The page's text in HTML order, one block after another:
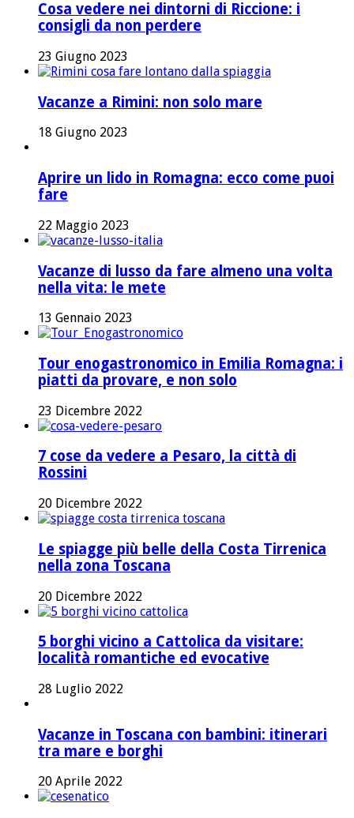
Cosa vedere nei dintorni di Riccione: i
consigli da non perdere
23 Giugno 2023
Vacanze a Rimini: non solo mare
18 Giugno 2023
Aprire un lido in Romagna: ecco come puoi
fare
22 Maggio 2023
Vacanze di lusso da fare almeno una volta
nella vita: le mete
13 Gennaio 2023
Tour enogastronomico in Emilia Romagna: i
piatti da provare, e non solo
23 Dicembre 2022
7 cose da vedere a Pesaro, la città di
Rossini
20 Dicembre 2022
Le spiagge più belle della Costa Tirrenica
nella zona Toscana
20 Dicembre 2022
5 borghi vicino a Cattolica da visitare:
località romantiche ed evocative
28 Luglio 2022
Vacanze in Toscana con bambini: itinerari
tra mare e borghi
20 Aprile 2022